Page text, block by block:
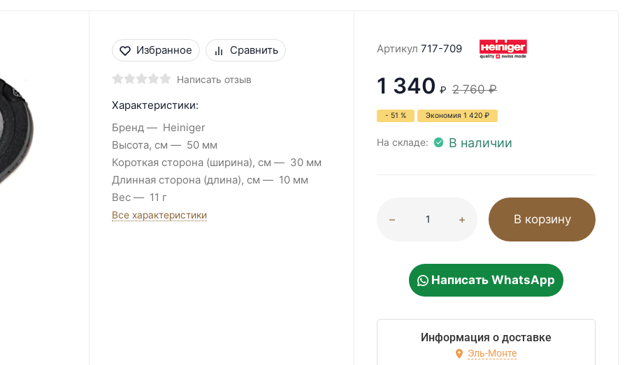
Избранное Сравнить
Написать отзыв
Характеристики:
Бренд
Heiniger
Высота, см
50 мм
Короткая сторона (ширина), см
30 мм
Длинная сторона (длина), см
10 мм
Вес
11 г
Все характеристики
Артикул 717-709
1 340 ₽ 2 760 ₽
- 51 % Экономия 1 420 ₽
На складе: В наличии
В корзину
Написать WhatsApp
Информация о доставке
Эль-Монте